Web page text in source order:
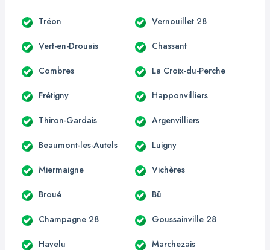
Tréon Vernouillet 28
Vert-en-Drouais Chassant
Combres La Croix-du-Perche
Frétigny Happonvilliers
Thiron-Gardais Argenvilliers
Beaumont-les-Autels Luigny
Miermaigne Vichères
Broué Bû
Champagne 28 Goussainville 28
Havelu Marchezais